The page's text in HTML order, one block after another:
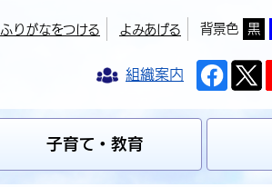
ふりがなをつける よみあげる 背景色 黒
組織案内
子育て・教育